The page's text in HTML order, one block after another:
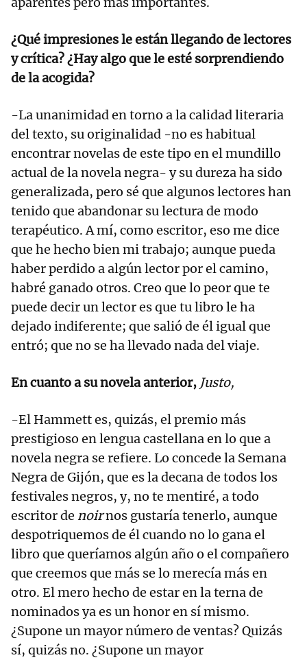
¿Qué impresiones le están llegando de lectores
y crítica? ¿Hay algo que le esté sorprendiendo
de la acogida?
-La unanimidad en torno a la calidad literaria
del texto, su originalidad -no es habitual
encontrar novelas de este tipo en el mundillo
actual de la novela negra- y su dureza ha sido
generalizada, pero sé que algunos lectores han
tenido que abandonar su lectura de modo
terapéutico. A mí, como escritor, eso me dice
que he hecho bien mi trabajo; aunque pueda
haber perdido a algún lector por el camino,
habré ganado otros. Creo que lo peor que te
puede decir un lector es que tu libro le ha
dejado indiferente; que salió de él igual que
entró; que no se ha llevado nada del viaje.
En cuanto a su novela anterior, Justo,
-El Hammett es, quizás, el premio más
prestigioso en lengua castellana en lo que a
novela negra se refiere. Lo concede la Semana
Negra de Gijón, que es la decana de todos los
festivales negros, y, no te mentiré, a todo
escritor de noirnos gustaría tenerlo, aunque
despotriquemos de él cuando no lo gana el
libro que queríamos algún año o el compañero
que creemos que más se lo merecía más en
otro. El mero hecho de estar en la terna de
nominados ya es un honor en sí mismo.
¿Supone un mayor número de ventas? Quizás
sí, quizás no. ¿Supone un mayor